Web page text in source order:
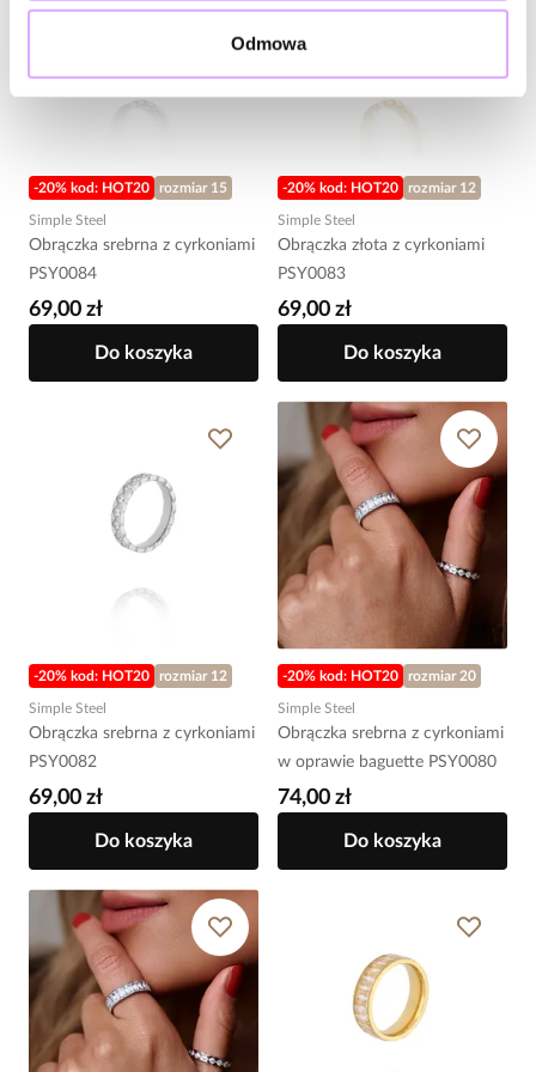
Odmowa
-20% kod: HOT20 rozmiar 15
Simple Steel
Obrączka srebrna z cyrkoniami
PSY0084
69,00 zł
Do koszyka
-20% kod: HOT20 rozmiar 12
Simple Steel
Obrączka złota z cyrkoniami
PSY0083
69,00 zł
Do koszyka
-20% kod: HOT20 rozmiar 12
Simple Steel
Obrączka srebrna z cyrkoniami
PSY0082
69,00 zł
Do koszyka
-20% kod: HOT20 rozmiar 20
Simple Steel
Obrączka srebrna z cyrkoniami
w oprawie baguette PSY0080
74,00 zł
Do koszyka